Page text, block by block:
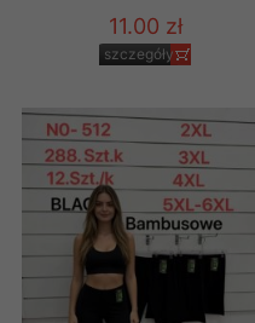
11.00 zł
szczegóły